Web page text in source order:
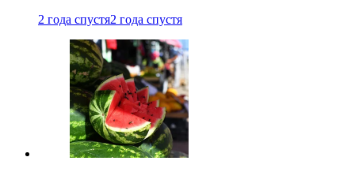
2 года спустя2 года спустя